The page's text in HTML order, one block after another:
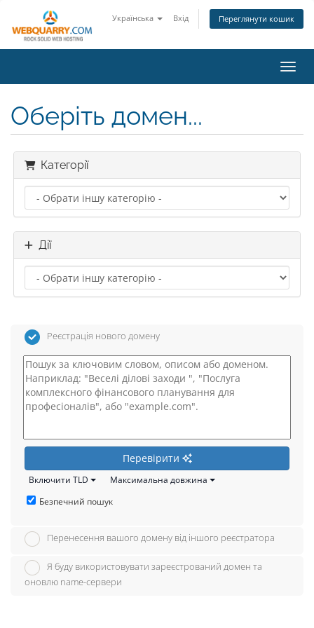
Українська Вхід Переглянути кошик
Оберіть домен...
Категорії
Дії
Реєстрація нового домену
Перевірити
Включити TLD
Максимальна довжина
Безпечний пошук
Перенесення вашого домену від іншого реєстратора
Я буду використовувати зареєстрований домен та
оновлю name-сервери